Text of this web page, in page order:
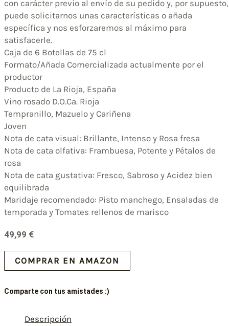
con carácter previo al envío de su pedido y, por supuesto,
puede solicitarnos unas características o añada
específica y nos esforzaremos al máximo para
satisfacerle.
Caja de 6 Botellas de 75 cl
Formato/Añada Comercializada actualmente por el
productor
Producto de La Rioja, España
Vino rosado D.O.Ca. Rioja
Tempranillo, Mazuelo y Cariñena
Joven
Nota de cata visual: Brillante, Intenso y Rosa fresa
Nota de cata olfativa: Frambuesa, Potente y Pétalos de
rosa
Nota de cata gustativa: Fresco, Sabroso y Acidez bien
equilibrada
Maridaje recomendado: Pisto manchego, Ensaladas de
temporada y Tomates rellenos de marisco
49,99 €
COMPRAR EN AMAZON
Comparte con tus amistades :)
Descripción